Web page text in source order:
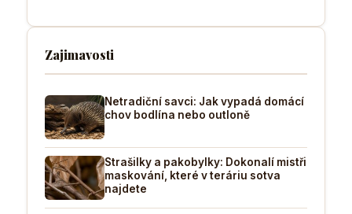
Zajimavosti
Netradiční savci: Jak vypadá domácí
chov bodlína nebo outloně
Strašilky a pakobylky: Dokonalí mistři
maskování, které v teráriu sotva
najdete